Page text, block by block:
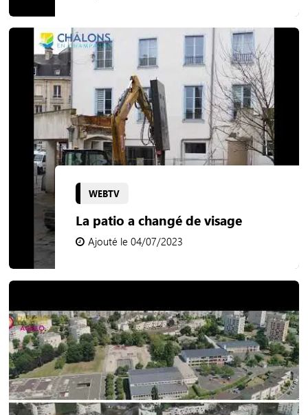
WEBTV
La patio a changé de visage
Ajouté le 04/07/2023